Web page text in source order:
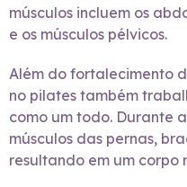
músculos incluem os
e os músculos pélvicos.
Além do fortalecimento
no pilates também
como um todo. Durante
músculos das pernas,
resultando em um